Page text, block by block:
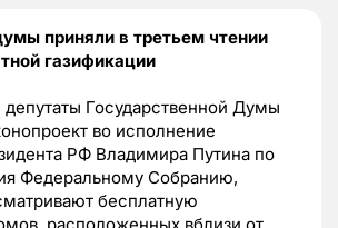
приняли в третьем чтении
газификации
Государственной Думы
во исполнение
РФ Владимира Путина по
Федеральному Собранию,
бесплатную
расположенных вблизи от